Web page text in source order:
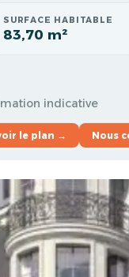
SURFACE HABITABLE
83,70 m²
indicative
le plan → Nous